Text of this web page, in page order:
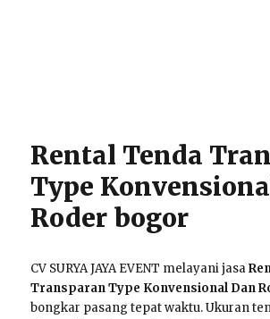
Rental Tenda
Type
Roder bogor
CV SURYA JAYA EVENT melayani jasa
Transparan Type Konvensional Dan
bongkar pasang tepat waktu. Ukuran